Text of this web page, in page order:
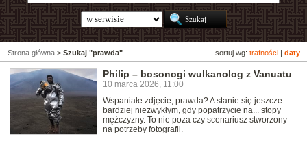
sortuj wg: trafności daty
Strona główna > Szukaj "prawda"
Philip – bosonogi wulkanolog z Vanuatu
10 marca 2026, 11:00
Wspaniałe zdjęcie, prawda? A stanie się jeszcze
bardziej niezwykłym, gdy popatrzycie na... stopy
mężczyzny. To nie poza czy scenariusz stworzony
na potrzeby fotografii.